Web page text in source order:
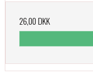
26,00 DKK